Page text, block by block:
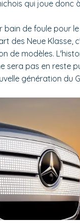
qui joue donc
bain de foule pour
des Neue Klasse,
de modèles.
sera pas en reste
génération du